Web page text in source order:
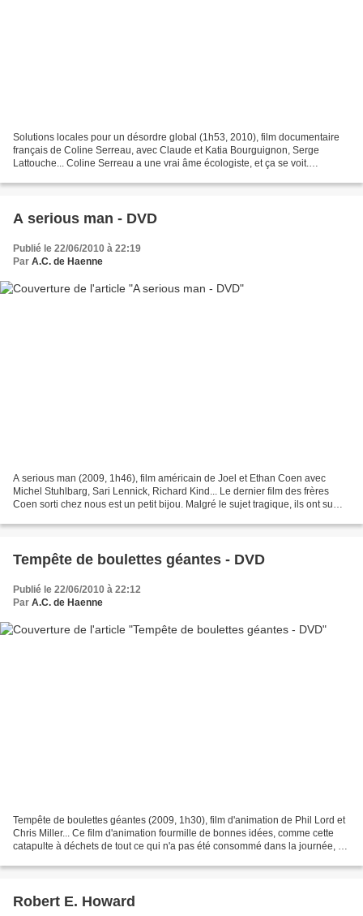
Solutions locales pour un désordre global (1h53, 2010), film documentaire
français de Coline Serreau, avec Claude et Katia Bourguignon, Serge
Lattouche... Coline Serreau a une vrai âme écologiste, et ça se voit.
A serious man - DVD
Publié le 22/06/2010 à 22:19
Par A.C. de Haenne
A serious man (2009, 1h46), film américain de Joel et Ethan Coen avec
Michel Stuhlbarg, Sari Lennick, Richard Kind... Le dernier film des frères
Coen sorti chez nous est un petit bijou. Malgré le sujet tragique, ils ont su
Tempête de boulettes géantes - DVD
Publié le 22/06/2010 à 22:12
Par A.C. de Haenne
Tempête de boulettes géantes (2009, 1h30), film d'animation de Phil Lord et
Chris Miller... Ce film d'animation fourmille de bonnes idées, comme cette
catapulte à déchets de tout ce qui n'a pas été consommé dans la journée, ou
Robert E. Howard